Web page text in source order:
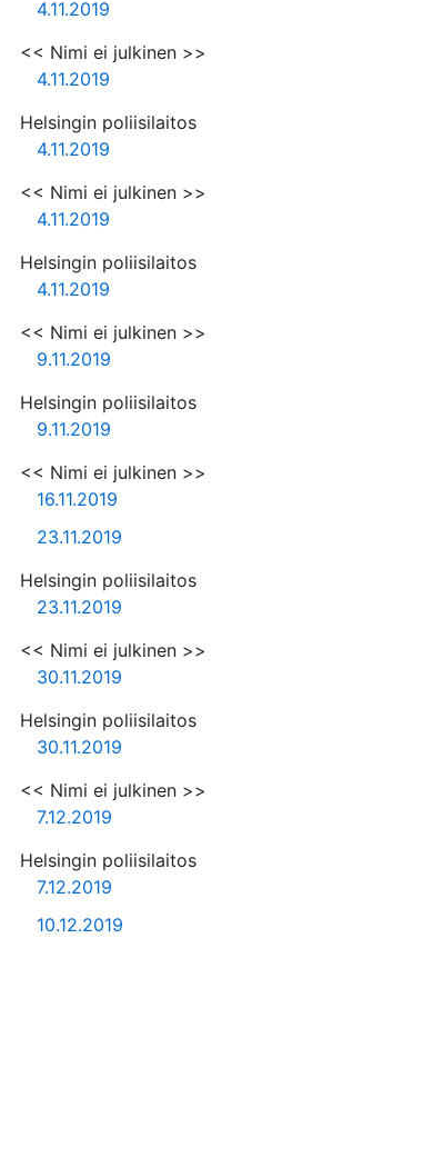
4.11.2019
<< Nimi ei julkinen >>
4.11.2019
Helsingin poliisilaitos
4.11.2019
<< Nimi ei julkinen >>
4.11.2019
Helsingin poliisilaitos
4.11.2019
<< Nimi ei julkinen >>
9.11.2019
Helsingin poliisilaitos
9.11.2019
<< Nimi ei julkinen >>
16.11.2019
23.11.2019
Helsingin poliisilaitos
23.11.2019
<< Nimi ei julkinen >>
30.11.2019
Helsingin poliisilaitos
30.11.2019
<< Nimi ei julkinen >>
7.12.2019
Helsingin poliisilaitos
7.12.2019
10.12.2019